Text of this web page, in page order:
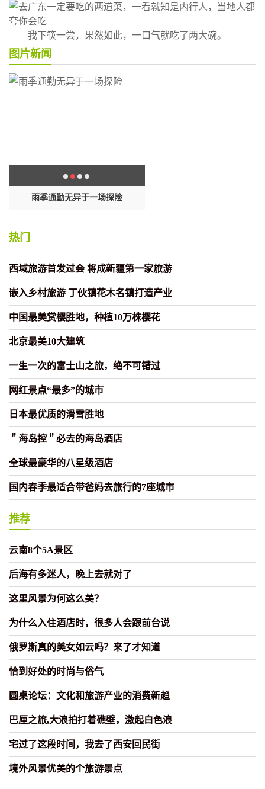
我下筷一尝，果然如此，一口气就吃了两大碗。
图片新闻
雨季通勤无异于一场探险
热门
西域旅游首发过会 将成新疆第一家旅游
嵌入乡村旅游 丁伙镇花木名镇打造产业
中国最美赏樱胜地，种植10万株樱花
北京最美10大建筑
一生一次的富士山之旅，绝不可错过
网红景点“最多”的城市
日本最优质的滑雪胜地
＂海岛控＂必去的海岛酒店
全球最豪华的八星级酒店
国内春季最适合带爸妈去旅行的7座城市
推荐
云南8个5A景区
后海有多迷人，晚上去就对了
这里风景为何这么美？
为什么入住酒店时，很多人会跟前台说
俄罗斯真的美女如云吗？来了才知道
恰到好处的时尚与俗气
圆桌论坛：文化和旅游产业的消费新趋
巴厘之旅,大浪拍打着礁壁，激起白色浪
宅过了这段时间，我去了西安回民街
境外风景优美的个旅游景点